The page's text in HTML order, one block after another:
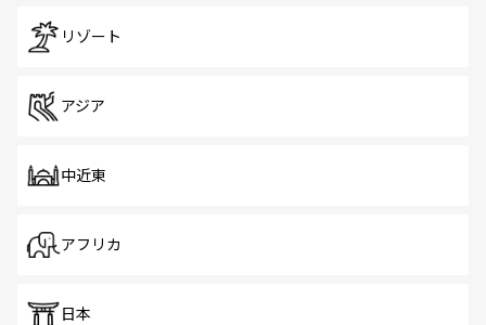
リゾート
アジア
中近東
アフリカ
日本